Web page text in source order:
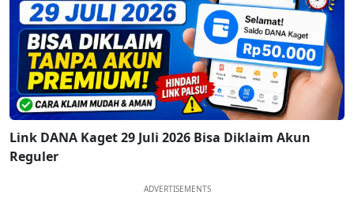
Link DANA Kaget 29 Juli 2026 Bisa Diklaim Akun
Reguler
ADVERTISEMENTS